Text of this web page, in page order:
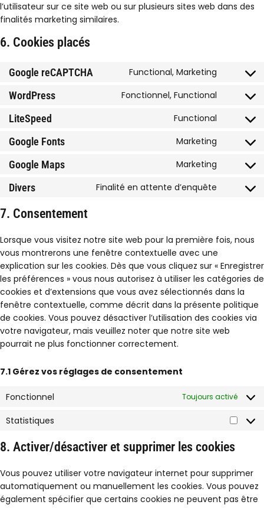
l’utilisateur sur ce site web ou sur plusieurs sites web dans des
finalités marketing similaires.
6. Cookies placés
Google reCAPTCHA Functional, Marketing
Consent
google-
WordPress Fonctionnel, Functional
Consent
LiteSpeed Functional
Consent
litespeed
Google Fonts Marketing
Consent
google-
Google Maps Marketing
Consent
Divers Finalité en attente d’enquête
Consent
7. Consentement
Lorsque vous visitez notre site web pour la première fois, nous
vous montrerons une fenêtre contextuelle avec une
explication sur les cookies. Dès que vous cliquez sur « Enregistrer
les préférences » vous nous autorisez à utiliser les catégories de
cookies et d’extensions que vous avez sélectionnés dans la
fenêtre contextuelle, comme décrit dans la présente politique
de cookies. Vous pouvez désactiver l’utilisation des cookies via
votre navigateur, mais veuillez noter que notre site web
pourrait ne plus fonctionner correctement.
7.1 Gérez vos réglages de consentement
Fonctionnel Toujours activé
Statistiques
8. Activer/désactiver et supprimer les cookies
Vous pouvez utiliser votre navigateur internet pour supprimer
automatiquement ou manuellement les cookies. Vous pouvez
également spécifier que certains cookies ne peuvent pas être